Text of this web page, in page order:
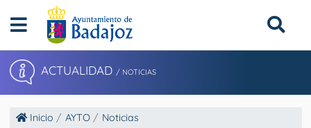
ACTUALIDAD / NOTICIAS
Inicio AYTO Noticias